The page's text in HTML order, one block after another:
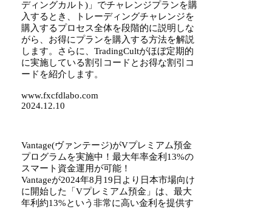
ディングカルト)」でチャレンジプランを購
入するとき、トレーディングチャレンジを
購入するプロセス全体を段階的に説明しな
がら、お得にプランを購入する方法を解説
します。さらに、TradingCultがほぼ定期的
に実施している割引コードとお得な割引コ
ードを紹介します。
www.fxcfdlabo.com
2024.12.10
Vantage(ヴァンテージ)がVプレミアム預金
プログラムを実施中！最大年率金利13%の
スマート資金運用が可能！
Vantageが2024年8月19日より日本市場向け
に開始した「Vプレミアム預金」は、最大
年利約13%という非常に高い金利を提供す